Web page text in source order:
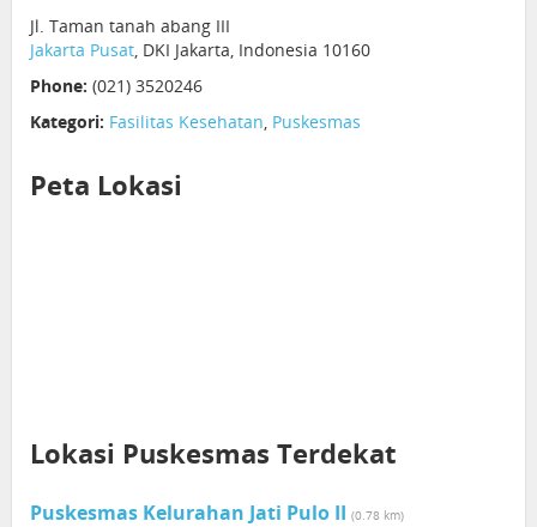
Jl. Taman tanah abang III
Jakarta Pusat, DKI Jakarta, Indonesia 10160
Phone: (021) 3520246
Kategori: Fasilitas Kesehatan, Puskesmas
Peta Lokasi
Lokasi Puskesmas Terdekat
Puskesmas Kelurahan Jati Pulo II (0.78 km)